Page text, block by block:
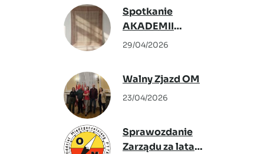
Weryfikacyjnego
Spotkanie
AKADEMII
KRAJOZNAWCÓW –
Warszawskie” –
Agata Warzecha
29/04/2026
Walny Zjazd OM
23/04/2026
Sprawozdanie
Zarządu za lata